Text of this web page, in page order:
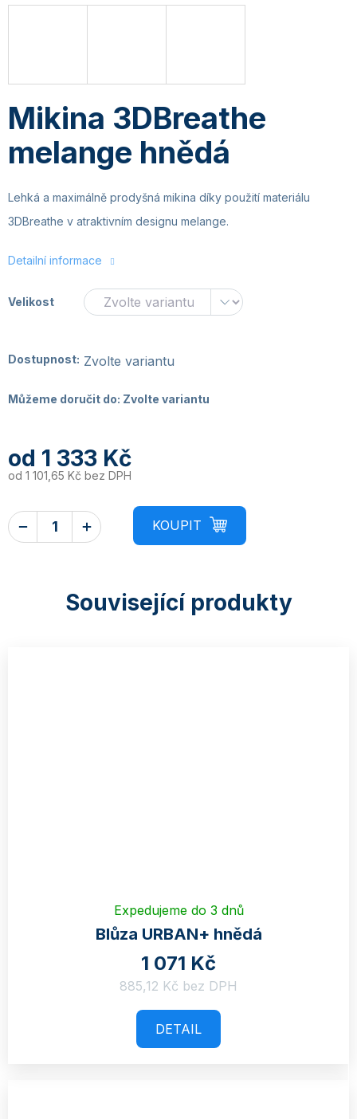
Mikina 3DBreathe
melange hnědá
Lehká a maximálně prodyšná mikina díky použití materiálu
3DBreathe v atraktivním designu melange.
Detailní informace
Velikost
Dostupnost: Zvolte variantu
Můžeme doručit do: Zvolte variantu
od 1 333 Kč
od 1 101,65 Kč bez DPH
Související produkty
Expedujeme do 3 dnů
Blůza URBAN+ hnědá
1 071 Kč
885,12 Kč bez DPH
DETAIL